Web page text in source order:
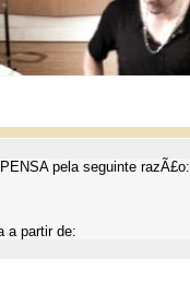
pela seguinte razÃ£o:
a partir de: